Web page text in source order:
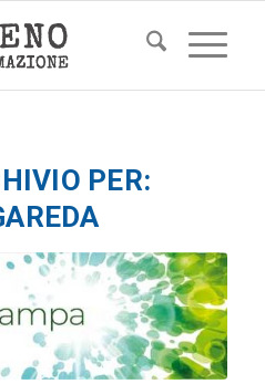
PER: